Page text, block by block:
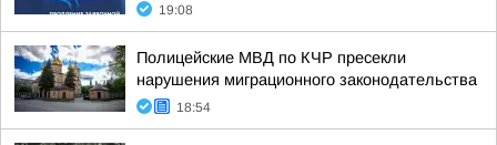
19:08
Полицейские МВД по КЧР пресекли
нарушения миграционного законодательства
18:54